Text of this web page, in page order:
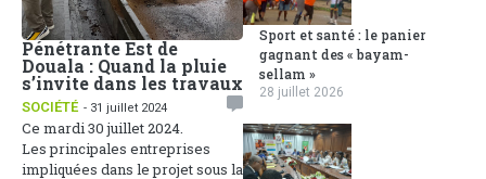
Pénétrante Est de
Douala : Quand la pluie
s’invite dans les travaux
SOCIÉTÉ - 31 juillet 2024
Ce mardi 30 juillet 2024.
Les principales entreprises
impliquées dans le projet sous la
Sport et santé : le panier
gagnant des « bayam-
sellam »
28 juillet 2026